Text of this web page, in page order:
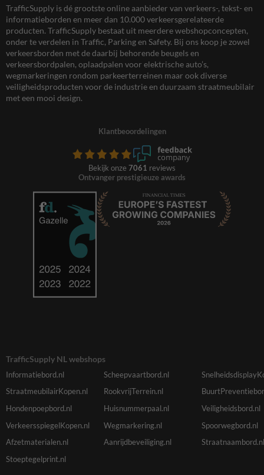
TrafficSupply is dé grootste online aanbieder van verkeers-, tekst- en
informatieborden en meer dan 10.000 verkeersgerelateerde
producten. TrafficSupply bestaat uit meerdere webshopconcepten,
onder te verdelen in Traffic, Parking en Safety. Bij ons koop je zowel
verkeersborden met de daarbij behorende beugels en
verkeersbordpalen, oplaadpalen voor elektrische auto’s,
wegmarkeringen rondom parkeerterreinen maar ook diverse
veiligheidsproducten voor de industrie en duurzaam straatmeubilair
met een mooi design.
Klantbeoordelingen
Bekijk onze 7061 reviews
Ontvanger prestigieuze awards
TrafficSupply NL webshops
Informatiebord.nl Scheepvaartbord.nl
StraatmeubilairKopen.nl
RookvrijTerrein.nl
Hondenpoepbord.nl
Huisnummerpaal.nl
Veiligheidsbord.nl
VerkeersspiegelKopen.nl
Wegmarkering.nl
Spoorwegbord.nl
Afzetmaterialen.nl
Aanrijdbeveiliging.nl
Straatnaambord.nl
Stoeptegelprint.nl